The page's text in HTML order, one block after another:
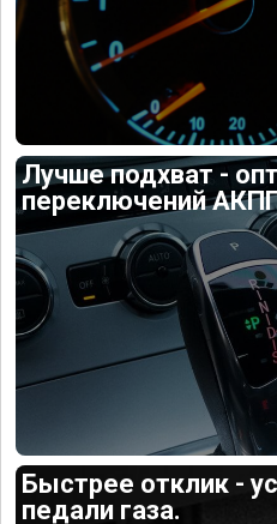
Лучше подхват -
переключений
Быстрее отклик -
педали газа.